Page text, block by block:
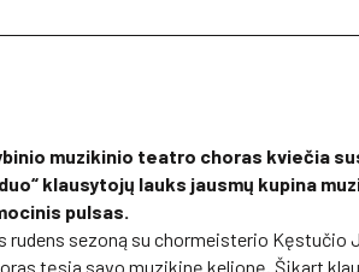
muzikinio teatro choras kviečia
klausytojų lauks jausmų kupina
pulsas.
rudens sezoną su chormeisterio Kęstučio
tęsia savo muzikinę kelionę. Šįkart